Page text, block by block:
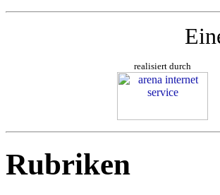
realisiert durch
Rubriken